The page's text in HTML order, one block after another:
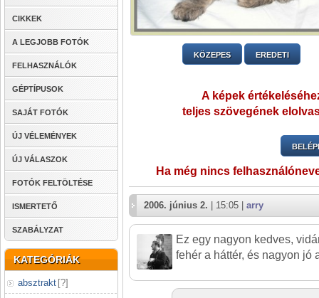
CIKKEK
A LEGJOBB FOTÓK
FELHASZNÁLÓK
GÉPTÍPUSOK
SAJÁT FOTÓK
ÚJ VÉLEMÉNYEK
ÚJ VÁLASZOK
FOTÓK FELTÖLTÉSE
ISMERTETŐ
SZABÁLYZAT
KATEGÓRIÁK
absztrakt [?]
KÖZEPES EREDETI
A képek
teljes szövegének
Ha még nincs
2006. június 2. | 15:05 | arry
Ez egy nagyon kedves,
fehér a háttér, és nagyon jó